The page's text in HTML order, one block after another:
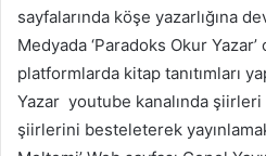
sayfalarında köşe yazarlığına
Medyada ‘Paradoks Okur
platformlarda kitap tanıtımları
Yazar youtube kanalında
şiirlerini besteleterek